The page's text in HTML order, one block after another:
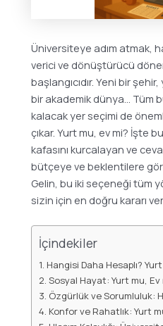
Üniversiteye adım atmak,
verici ve dönüştürücü
başlangıcıdır. Yeni bir
bir akademik dünya… Tüm
kalacak yer seçimi de
çıkar. Yurt mu, ev mi? İşte
kafasını kurcalayan ve
bütçeye ve beklentilere
Gelin, bu iki seçeneği tüm
sizin için en doğru kararı
İçindekiler
Hangisi Daha Hesaplı?
Sosyal Hayat: Yurt mu, Ev
Özgürlük ve Sorumluluk:
Konfor ve Rahatlık: Yurt